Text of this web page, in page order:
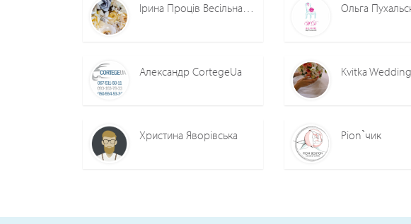
Ірина Проців Весільна агенція "Ваніль" Ольга
Александр CortegeUa Kvitka Wedding
Христина Яворівська Pion`чик